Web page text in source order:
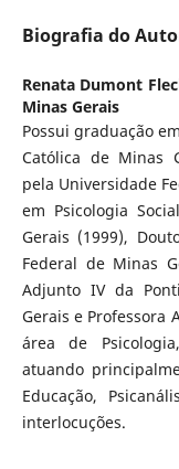
Biografia do
Renata Dumont
Minas Gerais
Possui graduação
Católica de Minas
pela Universidade
em Psicologia
Gerais (1999),
Federal de Minas
Adjunto IV da
Gerais e Professora
área de
atuando
Educação,
interlocuções.